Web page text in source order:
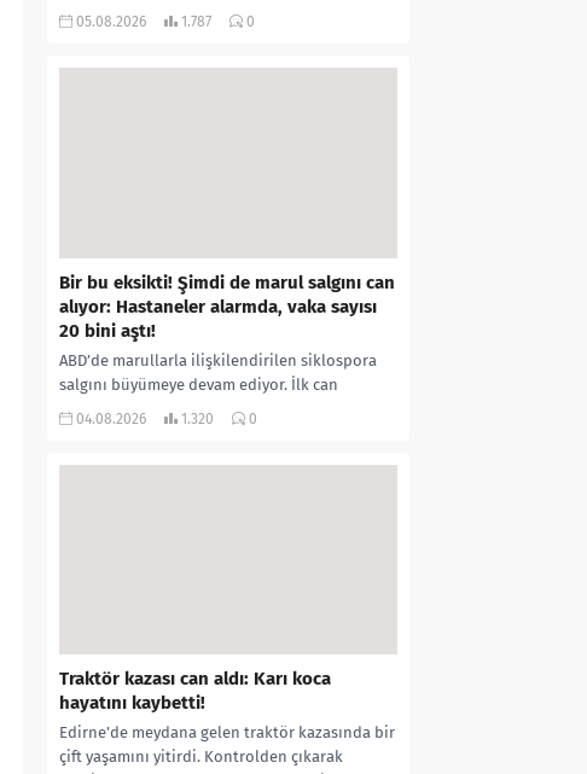
ormanlık alana götürerek zorla kadın
05.08.2026 1.787 0
Bir bu eksikti! Şimdi de marul salgını can
alıyor: Hastaneler alarmda, vaka sayısı
20 bini aştı!
ABD’de marullarla ilişkilendirilen siklospora
salgını büyümeye devam ediyor. İlk can
kayıplarının yaşandığı salgında vaka sayısının
04.08.2026 1.320 0
Traktör kazası can aldı: Karı koca
hayatını kaybetti!
Edirne’de meydana gelen traktör kazasında bir
çift yaşamını yitirdi. Kontrolden çıkarak